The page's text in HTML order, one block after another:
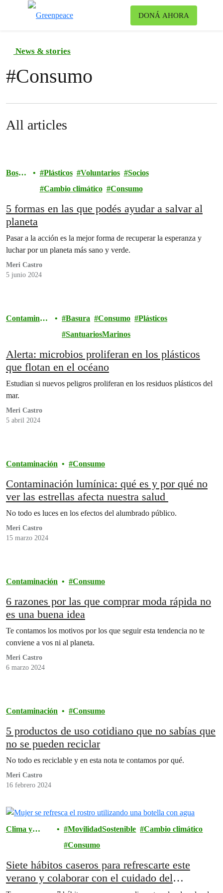
DONÁ AHORA
News & stories
#Consumo
All articles
Bosqu
Plásticos Voluntarios
Socios
Cambio climático
Consumo
5 formas en las que podés ayudar a salvar al
planeta
Pasar a la acción es la mejor forma de recuperar la esperanza y
luchar por un planeta más sano y verde.
Meri Castro
5 junio 2024
Contaminaci
Basura Consumo
Plásticos
SantuariosMarinos
Alerta: microbios proliferan en los plásticos
que flotan en el océano
Estudian si nuevos peligros proliferan en los residuos plásticos del
mar.
Meri Castro
5 abril 2024
Contaminación Consumo
Contaminación lumínica: qué es y por qué no
ver las estrellas afecta nuestra salud
No todo es luces en los efectos del alumbrado público.
Meri Castro
15 marzo 2024
Contaminación Consumo
6 razones por las que comprar moda rápida no
es una buena idea
Te contamos los motivos por los que seguir esta tendencia no te
conviene a vos ni al planeta.
Meri Castro
6 marzo 2024
Contaminación Consumo
5 productos de uso cotidiano que no sabías que
no se pueden reciclar
No todo es reciclable y en esta nota te contamos por qué.
Meri Castro
16 febrero 2024
Clima y
MovilidadSostenible
Cambio climático
Consumo
Siete hábitos caseros para refrescarte este
verano y colaborar con el cuidado del